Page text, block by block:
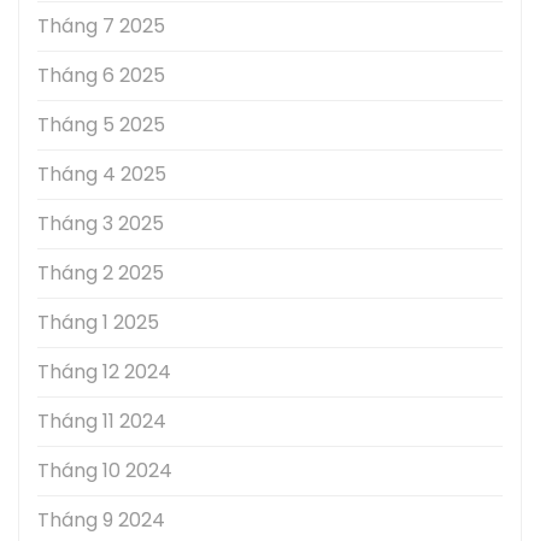
Tháng 7 2025
Tháng 6 2025
Tháng 5 2025
Tháng 4 2025
Tháng 3 2025
Tháng 2 2025
Tháng 1 2025
Tháng 12 2024
Tháng 11 2024
Tháng 10 2024
Tháng 9 2024